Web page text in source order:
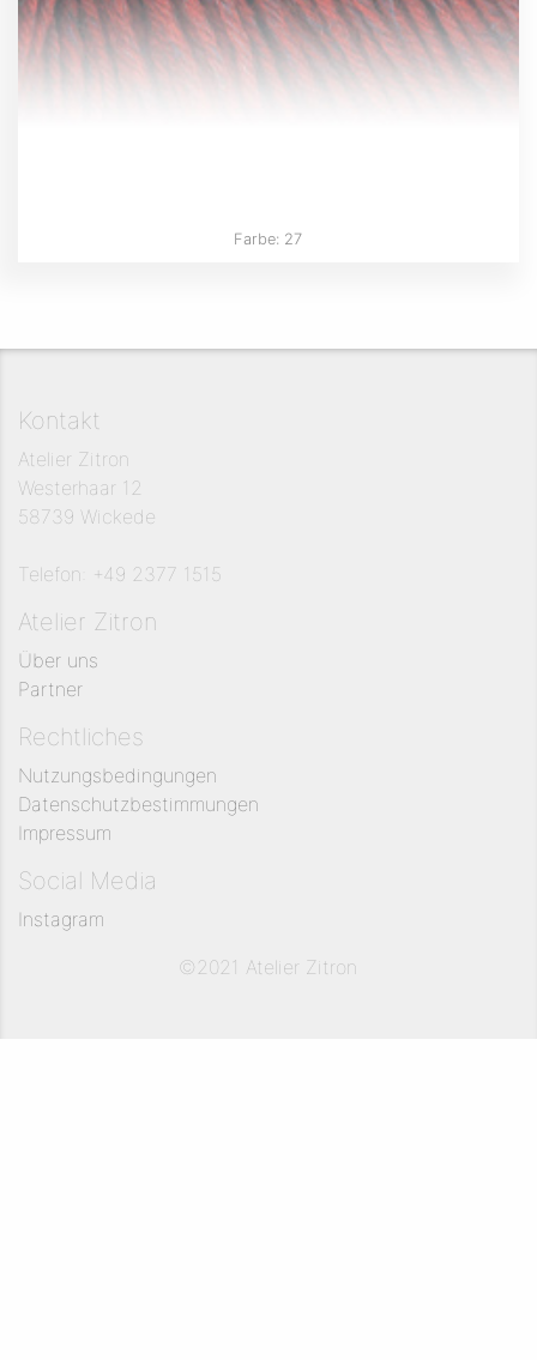
Farbe: 27
Kontakt
Atelier Zitron
Westerhaar 12
58739 Wickede
Telefon: +49 2377 1515
Atelier Zitron
Über uns
Partner
Rechtliches
Nutzungsbedingungen
Datenschutzbestimmungen
Impressum
Social Media
Instagram
©2021 Atelier Zitron